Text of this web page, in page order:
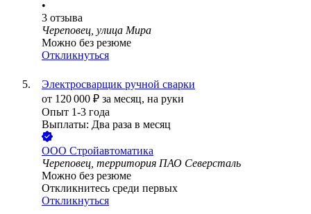
•
3 отзыва
Череповец, улица Мира
Можно без резюме
Откликнуться
Электросварщик ручной сварки
от 120 000 ₽ за месяц, на руки
Опыт 1-3 года
Выплаты: Два раза в месяц
ООО Стройавтоматика
Череповец, территория ПАО Северсталь
Можно без резюме
Откликнитесь среди первых
Откликнуться